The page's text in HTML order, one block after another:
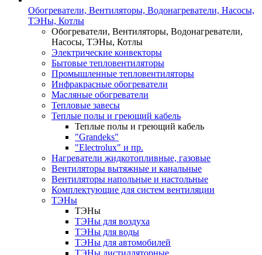
Обогреватели, Вентиляторы, Водонагреватели, Насосы,
ТЭНы, Котлы
Обогреватели, Вентиляторы, Водонагреватели,
Насосы, ТЭНы, Котлы
Электрические конвекторы
Бытовые тепловентиляторы
Промышленные тепловентиляторы
Инфракрасные обогреватели
Масляные обогреватели
Тепловые завесы
Теплые полы и греющий кабель
Теплые полы и греющий кабель
"Grandeks"
"Electrolux" и пр.
Нагреватели жидкотопливные, газовые
Вентиляторы вытяжные и канальные
Вентиляторы напольные и настольные
Комплектующие для систем вентиляции
ТЭНы
ТЭНы
ТЭНы для воздуха
ТЭНы для воды
ТЭНы для автомобилей
ТЭНы дистилляторные,